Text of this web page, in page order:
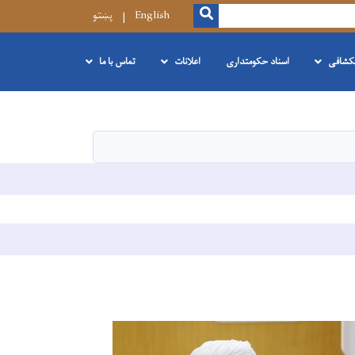
SEARCH
English پښتو
اسناد حکومتداری اعلانات تماس با ما